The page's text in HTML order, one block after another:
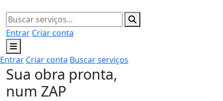
Entrar Criar conta
Entrar Criar conta Buscar serviços
Sua obra pronta,
num ZAP